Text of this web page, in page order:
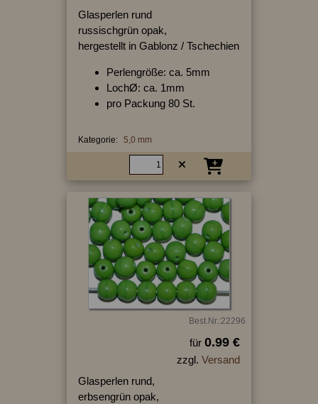
Glasperlen rund
russischgrün opak,
hergestellt in Gablonz / Tschechien
Perlengröße: ca. 5mm
LochØ: ca. 1mm
pro Packung 80 St.
Kategorie: 5,0 mm
Best.Nr.:22296
für 0.99 €
zzgl. Versand
Glasperlen rund,
erbsengrün opak,